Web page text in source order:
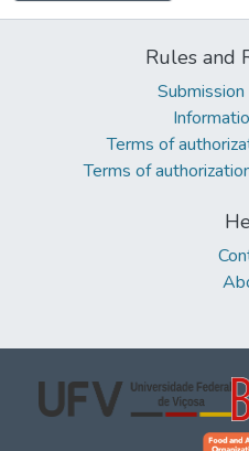
Rules and
Terms of
Terms of